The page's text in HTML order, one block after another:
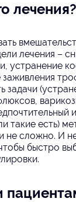
лечения?
лечения –
устранение
задачи
и
такие есть)
не сложно. И
быстро